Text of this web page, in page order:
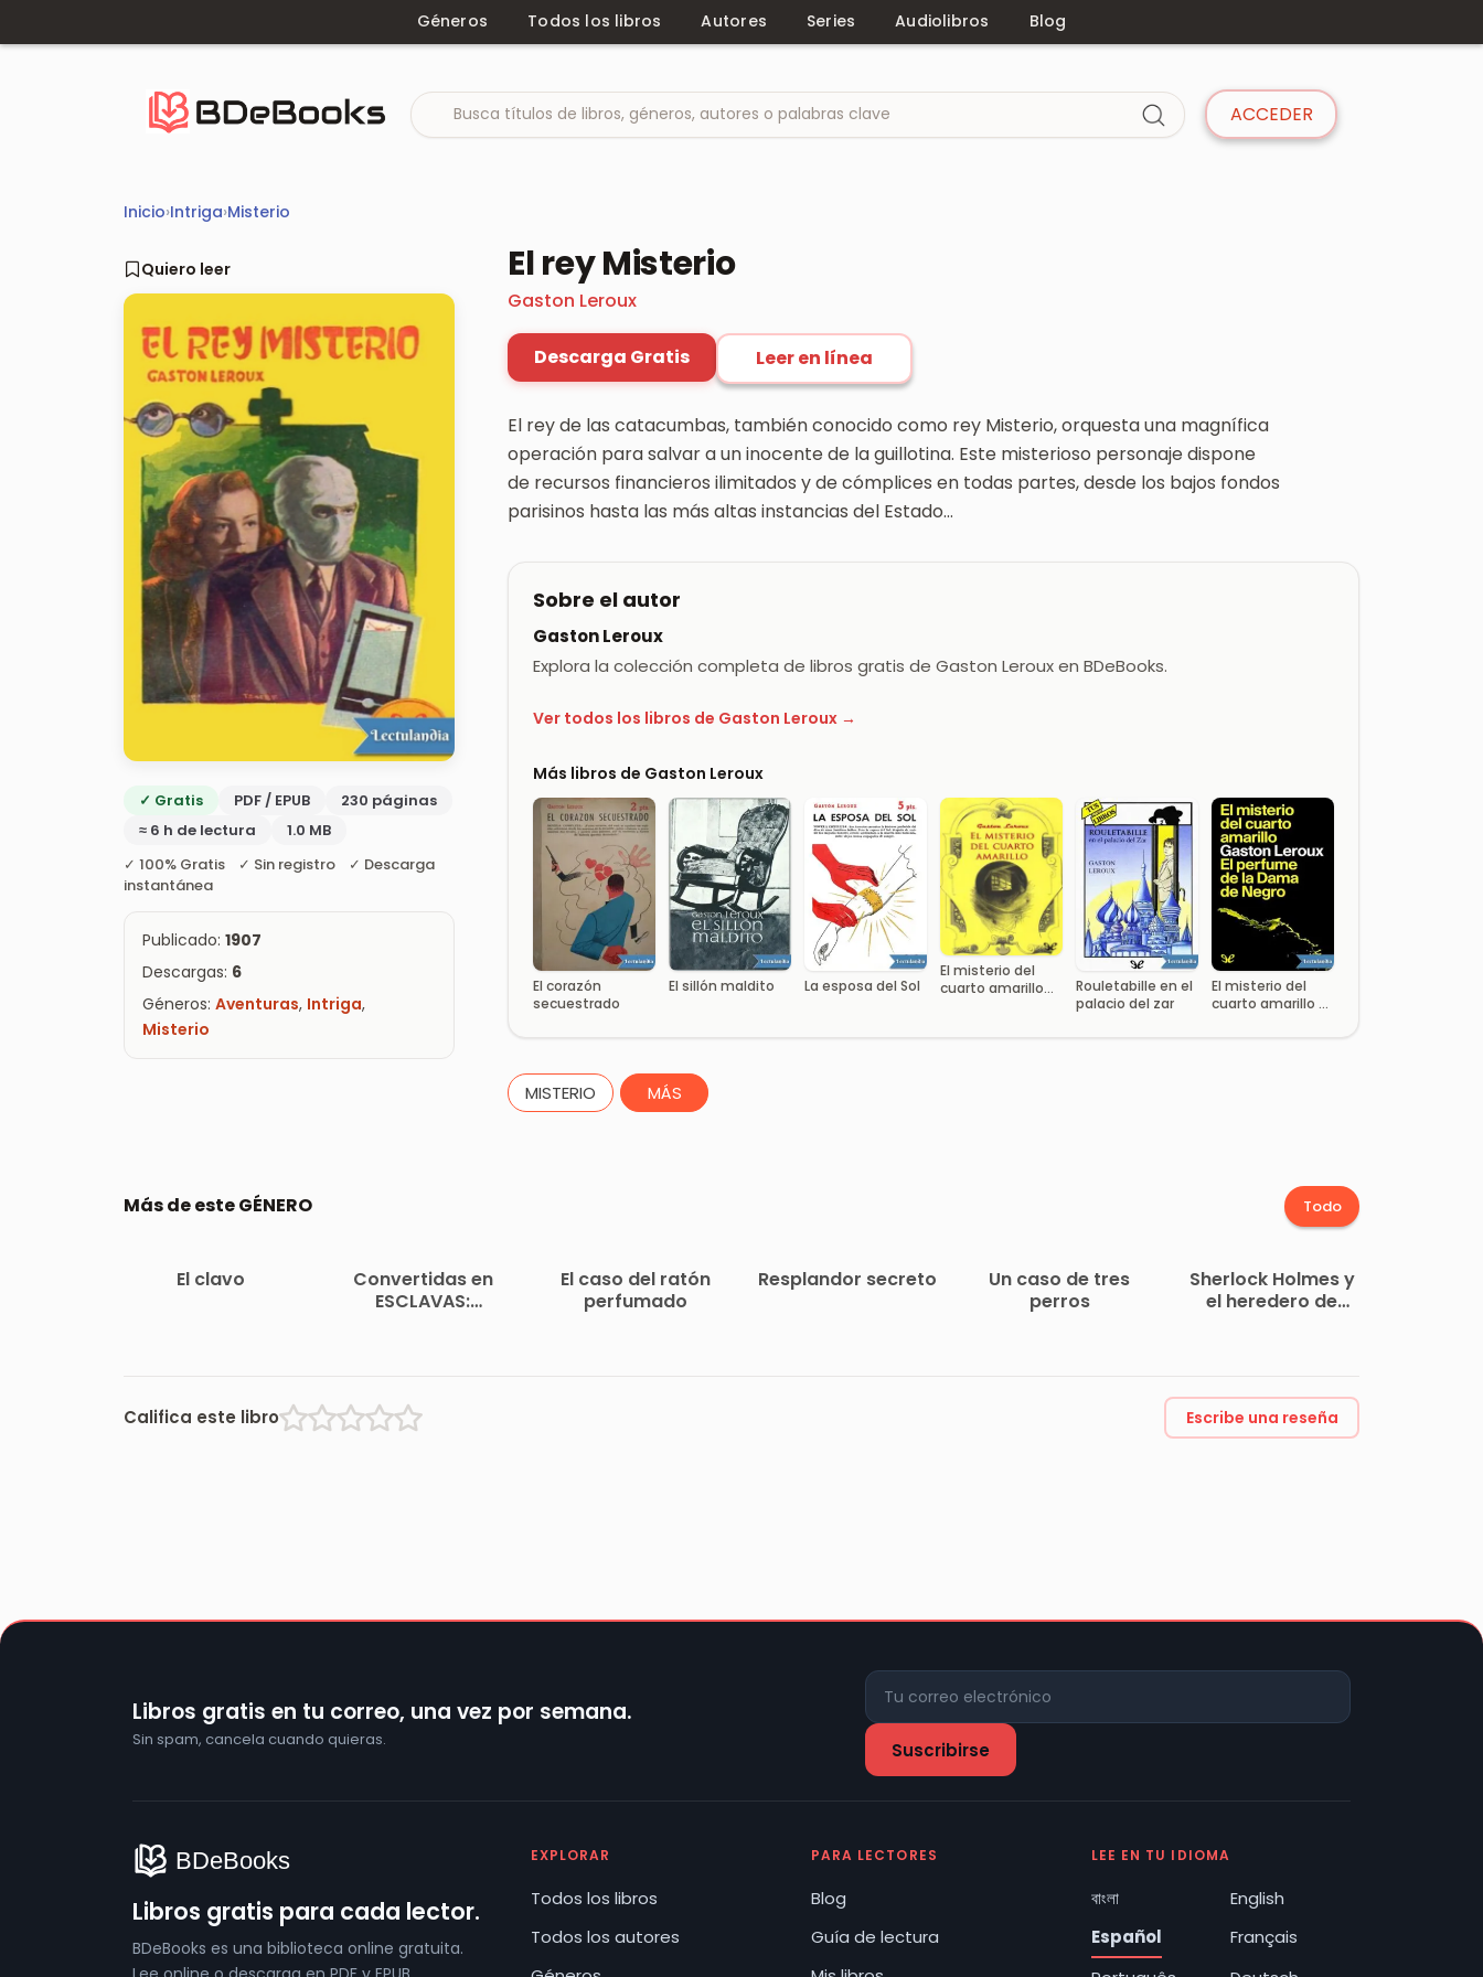
Géneros Todos los libros Autores Series Audiolibros Blog
ACCEDER
Inicio›Intriga›Misterio
Quiero leer
✓ Gratis PDF / EPUB
230 páginas
≈ 6 h de lectura
1.0 MB
✓ 100% Gratis ✓ Sin registro ✓ Descarga
instantánea
Publicado: 1907
Descargas: 6
Géneros: Aventuras, Intriga,
Misterio
El rey Misterio
Gaston Leroux
Descarga Gratis Leer en línea
El rey de las catacumbas, también conocido como rey Misterio, orquesta una magnífica
operación para salvar a un inocente de la guillotina. Este misterioso personaje dispone
de recursos financieros ilimitados y de cómplices en todas partes, desde los bajos fondos
parisinos hasta las más altas instancias del Estado…
Sobre el autor
Gaston Leroux
Explora la colección completa de libros gratis de Gaston Leroux en BDeBooks.
Ver todos los libros de Gaston Leroux →
Más libros de Gaston Leroux
El corazón
secuestrado
El sillón maldito La esposa del Sol
El misterio del
cuarto amarillo
Rouletabille en el
palacio del zar
El misterio del
cuarto amarillo &
MISTERIO MÁS
Más de este GÉNERO Todo
El clavo
Convertidas en
ESCLAVAS:
edición)
El caso del ratón
perfumado
Resplandor secreto
Un caso de tres
perros
Sherlock Holmes y
el heredero de
Califica este libro Escribe una reseña
Libros gratis en tu correo, una vez por semana.
Sin spam, cancela cuando quieras.
Libros gratis para cada lector.
BDeBooks es una biblioteca online gratuita.
EXPLORAR
Todos los libros
Todos los autores
PARA LECTORES
Blog
Guía de lectura
LEE EN TU IDIOMA
বাংলা
English
Español
Français